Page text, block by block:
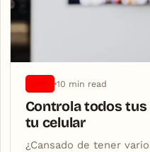
10 min read
Controla todos
tu celular
¿Cansado de tener